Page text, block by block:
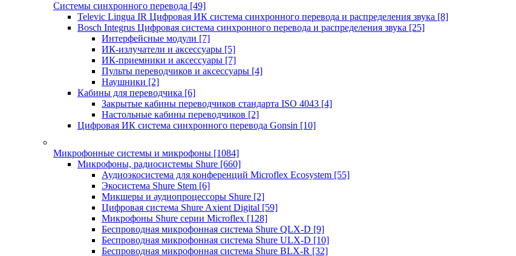
Системы синхронного перевода [49]
Televic Lingua IR Цифровая ИК система синхронного перевода и распределения звука [8]
Bosch Integrus Цифровая система синхронного перевода и распределения звука [25]
Интерфейсные модули [7]
ИК-излучатели и аксессуары [5]
ИК-приемники и аксессуары [7]
Пульты переводчиков и аксессуары [4]
Наушники [2]
Кабины для переводчика [6]
Закрытые кабины переводчиков стандарта ISO 4043 [4]
Настольные кабины переводчиков [2]
Цифровая ИК система синхронного перевода Gonsin [10]
Микрофонные системы и микрофоны [1084]
Микрофоны, радиосистемы Shure [660]
Аудиоэкосистема для конференций Microflex Ecosystem [55]
Экосистема Shure Stem [6]
Микшеры и аудиопроцессоры Shure [2]
Цифровая система Shure Axient Digital [59]
Микрофоны Shure серии Microflex [128]
Беспроводная микрофонная система Shure QLX-D [9]
Беспроводная микрофонная система Shure ULX-D [10]
Беспроводная микрофонная система Shure BLX-R [32]